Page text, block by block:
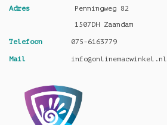
Adres
Penningweg 82
1507DH Zaandam
Telefoon 075-6163779
Mail info@onlinemacwinkel.nl